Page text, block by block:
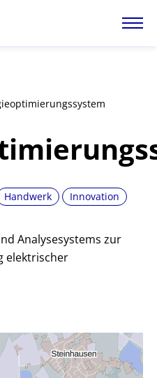
Handwerk Innovation
Analysesystems zur
elektrischer